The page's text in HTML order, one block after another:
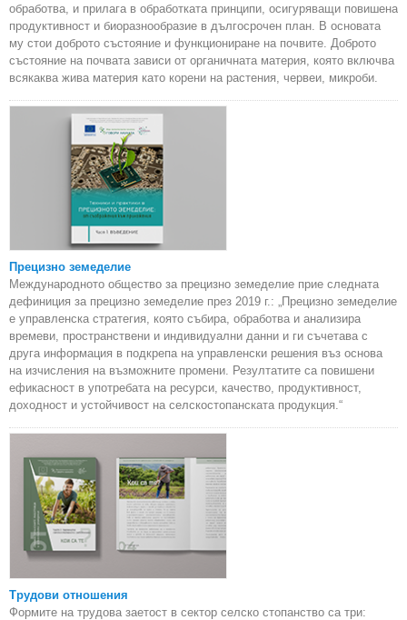
обработва, и прилага в обработката принципи, осигуряващи повишена
продуктивност и биоразнообразие в дългосрочен план. В основата
му стои доброто състояние и функциониране на почвите. Доброто
състояние на почвата зависи от органичната материя, която включва
всякаква жива материя като корени на растения, червеи, микроби.
Прецизно земеделие
Международното общество за прецизно земеделие прие следната
дефиниция за прецизно земеделие през 2019 г.: „Прецизно земеделие
е управленска стратегия, която събира, обработва и анализира
времеви, пространствени и индивидуални данни и ги съчетава с
друга информация в подкрепа на управленски решения въз основа
на изчисления на възможните промени. Резултатите са повишени
ефикасност в употребата на ресурси, качество, продуктивност,
доходност и устойчивост на селскостопанската продукция.“
Трудови отношения
Формите на трудова заетост в сектор селско стопанство са три: